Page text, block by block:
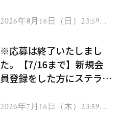
2026年8月16日（日）23:59ま
※応募は終了いたしまし
た。【7/16まで】新規会
員登録をした方にステラボ
ヘアドライヤー ジュエル
2026年7月16日（木）23:59ま